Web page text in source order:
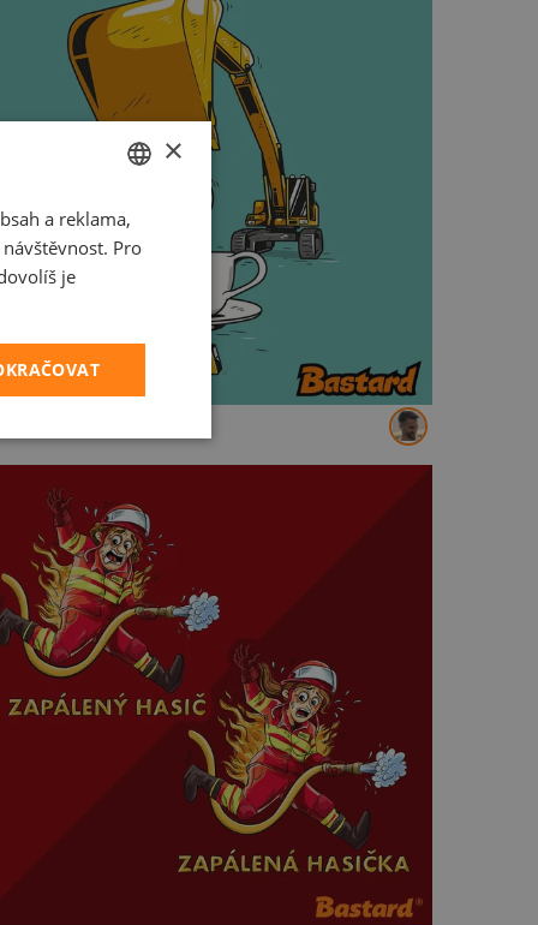
CZECH
SLOVAK
×
a reklama,
Pro
je